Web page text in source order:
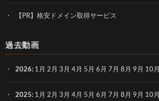
【PR】格安ドメイン取得サービス
過去動画
2026: 1月 2月 3月 4月 5月 6月 7月 8月 9月 10月
2025: 1月 2月 3月 4月 5月 6月 7月 8月 9月 10月